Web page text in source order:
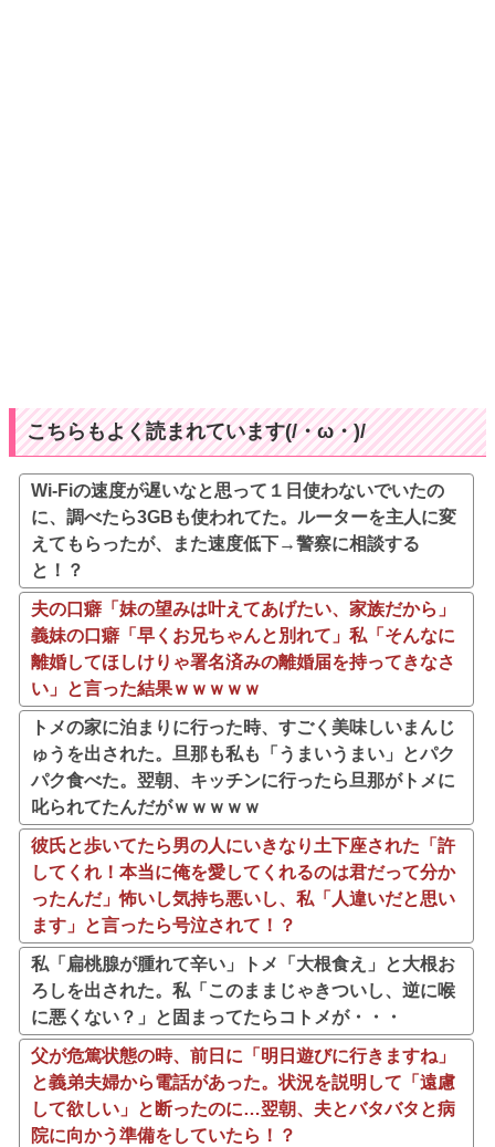
こちらもよく読まれています(/・ω・)/
Wi-Fiの速度が遅いなと思って１日使わないでいたの
に、調べたら3GBも使われてた。ルーターを主人に変
えてもらったが、また速度低下→警察に相談する
と！？
夫の口癖「妹の望みは叶えてあげたい、家族だから」
義妹の口癖「早くお兄ちゃんと別れて」私「そんなに
離婚してほしけりゃ署名済みの離婚届を持ってきなさ
い」と言った結果ｗｗｗｗｗ
トメの家に泊まりに行った時、すごく美味しいまんじ
ゅうを出された。旦那も私も「うまいうまい」とパク
パク食べた。翌朝、キッチンに行ったら旦那がトメに
叱られてたんだがｗｗｗｗｗ
彼氏と歩いてたら男の人にいきなり土下座された「許
してくれ！本当に俺を愛してくれるのは君だって分か
ったんだ」怖いし気持ち悪いし、私「人違いだと思い
ます」と言ったら号泣されて！？
私「扁桃腺が腫れて辛い」トメ「大根食え」と大根お
ろしを出された。私「このままじゃきついし、逆に喉
に悪くない？」と固まってたらコトメが・・・
父が危篤状態の時、前日に「明日遊びに行きますね」
と義弟夫婦から電話があった。状況を説明して「遠慮
して欲しい」と断ったのに…翌朝、夫とバタバタと病
院に向かう準備をしていたら！？